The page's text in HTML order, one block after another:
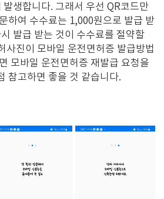
생합니다. 그래서 우선 QR코드만
하여 수수료는 1,000원으로 발급 받
발급 받는 것이 수수료를 절약할
사진이 모바일 운전면허증 발급방법
모바일 운전면허증 재발급 요청을
참고하면 좋을 것 같습니다.